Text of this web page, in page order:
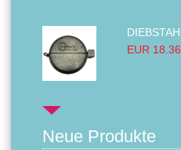
EUR 18.36
Neue Produkte